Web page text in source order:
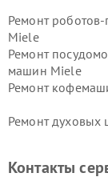
Ремонт
Miele
Ремонт
машин Miele
Ремонт
Ремонт духовых
Miele
Контакты